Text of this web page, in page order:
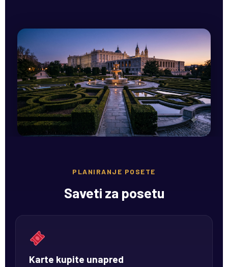
PLANIRANJE POSETE
Saveti za posetu
Karte kupite unapred